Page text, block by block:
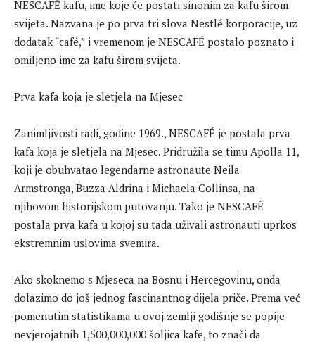
NESCAFÉ kafu, ime koje će postati sinonim za kafu širom
svijeta. Nazvana je po prva tri slova Nestlé korporacije, uz
dodatak “café,” i vremenom je NESCAFÉ postalo poznato i
omiljeno ime za kafu širom svijeta.
Prva kafa koja je sletjela na Mjesec
Zanimljivosti radi, godine 1969., NESCAFÉ je postala prva
kafa koja je sletjela na Mjesec. Pridružila se timu Apolla 11,
koji je obuhvatao legendarne astronaute Neila
Armstronga, Buzza Aldrina i Michaela Collinsa, na
njihovom historijskom putovanju. Tako je NESCAFÉ
postala prva kafa u kojoj su tada uživali astronauti uprkos
ekstremnim uslovima svemira.
Ako skoknemo s Mjeseca na Bosnu i Hercegovinu, onda
dolazimo do još jednog fascinantnog dijela priče. Prema već
pomenutim statistikama u ovoj zemlji godišnje se popije
nevjerojatnih 1,500,000,000 šoljica kafe, to znači da